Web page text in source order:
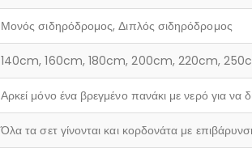
Μονός σιδηρόδρομος, Διπλός σιδηρόδρομος
140cm, 160cm, 180cm, 200cm, 220cm,
Αρκεί μόνο ένα βρεγμένο πανάκι με νερό για να
Όλα τα σετ γίνονται και κορδονάτα με